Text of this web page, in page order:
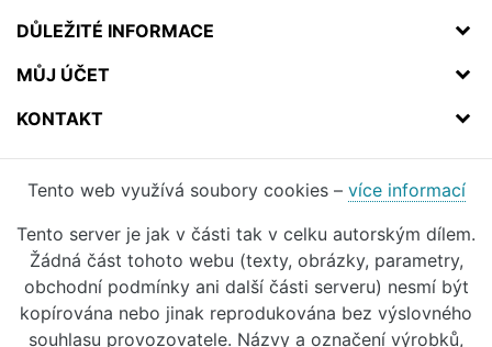
DŮLEŽITÉ INFORMACE
MŮJ ÚČET
KONTAKT
Tento web využívá soubory cookies – více informací
Tento server je jak v části tak v celku autorským dílem.
Žádná část tohoto webu (texty, obrázky, parametry,
obchodní podmínky ani další části serveru) nesmí být
kopírována nebo jinak reprodukována bez výslovného
souhlasu provozovatele. Názvy a označení výrobků,